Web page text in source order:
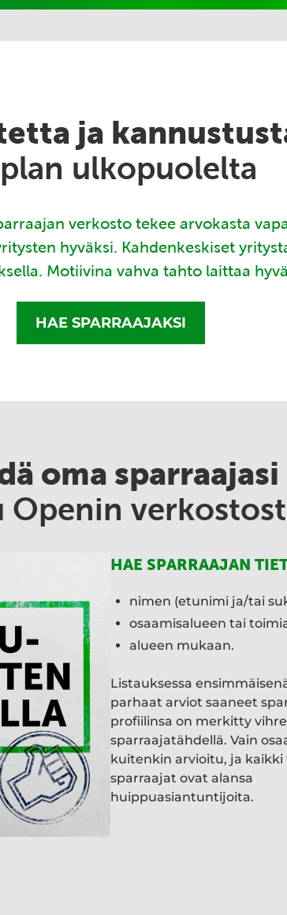
ja
ulkopuolelta
verkosto tekee arvokasta
hyväksi. Kahdenkeskiset
Motiivina vahva tahto laittaa
HAE SPARRAAJAKSI
oma sparraajasi
Openin
HAE SPARRAAJAN
nimen (etunimi ja/tai
osaamisalueen tai
alueen mukaan.
Listauksessa
parhaat arviot saaneet
profiilinsa on merkitty
sparraajatähdellä. Vain
kuitenkin arvioitu, ja
sparraajat ovat alansa
huippuasiantuntijoita.